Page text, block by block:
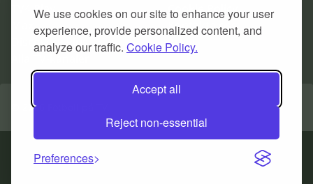
We use cookies on our site to enhance your user
experience, provide personalized content, and
analyze our traffic. Cookie Policy.
Accept all
Reject non-essential
Preferences
TV4 Play
Discovery Plus
Alla TV-kanaler
Cookie Policy
Kontakta oss
Arkiv
© 2026